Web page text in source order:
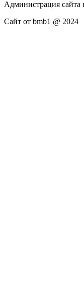
Администрация сайта
Сайт от bmb1 @ 2024